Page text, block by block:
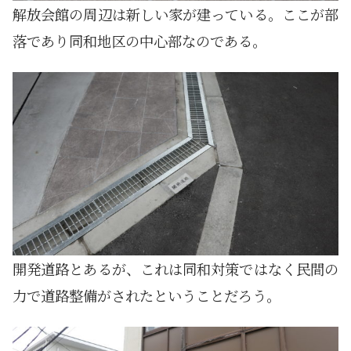
解放会館の周辺は新しい家が建っている。ここが部
落であり同和地区の中心部なのである。
開発道路とあるが、これは同和対策ではなく民間の
力で道路整備がされたということだろう。